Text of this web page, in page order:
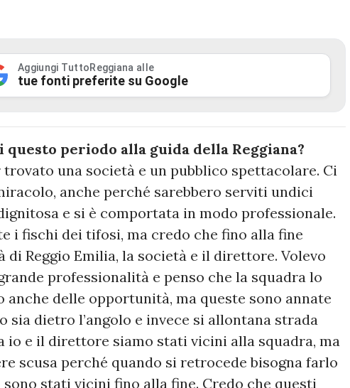
Aggiungi TuttoReggiana alle
tue fonti preferite su Google
periodo alla guida della Reggiana?
una società e un pubblico spettacolare. Ci
anche perché sarebbero serviti undici
e si è comportata in modo professionale.
i fischi dei tifosi, ma credo che fino alla fine
Reggio Emilia, la società e il direttore. Volevo
professionalità e penso che la squadra lo
anche delle opportunità, ma queste sono annate
sia dietro l’angolo e invece si allontana strada
io e il direttore siamo stati vicini alla squadra, ma
scusa perché quando si retrocede bisogna farlo
stati vicini fino alla fine. Credo che questi